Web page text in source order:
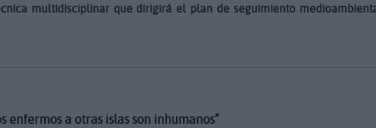
multidisciplinar que dirigirá el plan de seguimiento
enfermos a otras islas son inhumanos”